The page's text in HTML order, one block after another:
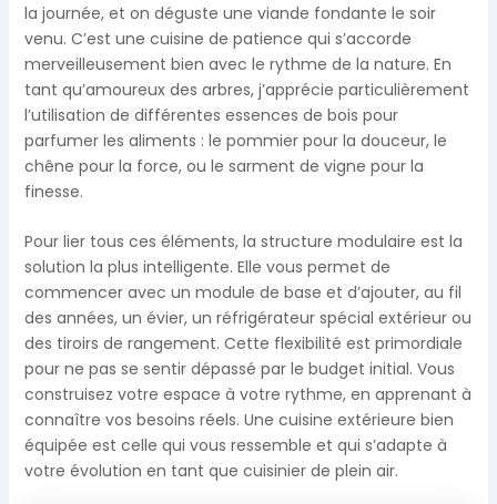
la journée, et on déguste une viande fondante le soir
venu. C’est une cuisine de patience qui s’accorde
merveilleusement bien avec le rythme de la nature. En
tant qu’amoureux des arbres, j’apprécie particulièrement
l’utilisation de différentes essences de bois pour
parfumer les aliments : le pommier pour la douceur, le
chêne pour la force, ou le sarment de vigne pour la
finesse.
Pour lier tous ces éléments, la structure modulaire est la
solution la plus intelligente. Elle vous permet de
commencer avec un module de base et d’ajouter, au fil
des années, un évier, un réfrigérateur spécial extérieur ou
des tiroirs de rangement. Cette flexibilité est primordiale
pour ne pas se sentir dépassé par le budget initial. Vous
construisez votre espace à votre rythme, en apprenant à
connaître vos besoins réels. Une cuisine extérieure bien
équipée est celle qui vous ressemble et qui s’adapte à
votre évolution en tant que cuisinier de plein air.